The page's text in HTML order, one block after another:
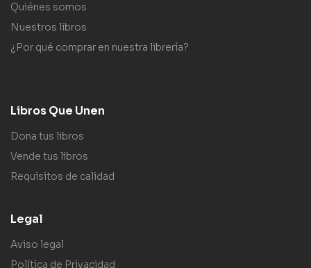
Quiénes somos
Nuestros libros
¿Por qué comprar en nuestra librería?
Libros Que Unen
Dona tus libros
Vende tus libros
Requisitos de calidad
Legal
Aviso legal
Política de Privacidad